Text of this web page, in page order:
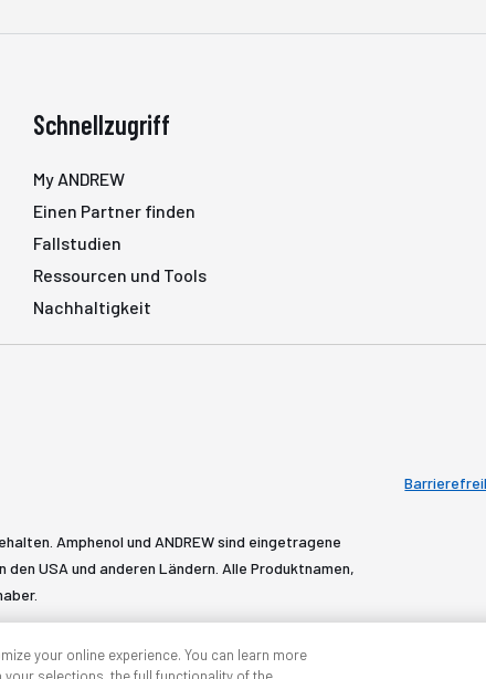
Schnellzugriff
My ANDREW
Einen Partner finden
Fallstudien
Ressourcen und Tools
Nachhaltigkeit
Amphenol und ANDREW sind eingetragene
USA und anderen Ländern. Alle Produktnamen,
your online experience. You can learn more